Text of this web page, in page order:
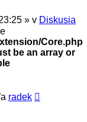
» v Diskusia
Core.php
be an array or
radek